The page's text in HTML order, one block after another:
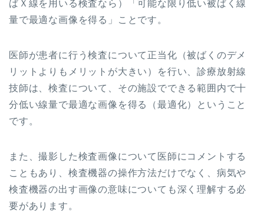
ばＸ線を用いる検査なら）「可能な限り低い被ばく線
量で最適な画像を得る」ことです。
医師が患者に行う検査について正当化（被ばくのデメ
リットよりもメリットが大きい）を行い、診療放射線
技師は、検査について、その施設でできる範囲内で十
分低い線量で最適な画像を得る（最適化）ということ
です。
また、撮影した検査画像について医師にコメントする
こともあり、検査機器の操作方法だけでなく、病気や
検査機器の出す画像の意味についても深く理解する必
要があります。